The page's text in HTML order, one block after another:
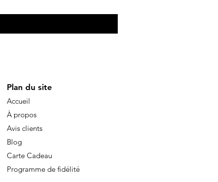
Plan du site
Accueil
À propos
Avis clients
Blog
Carte Cadeau
Programme de fidélité